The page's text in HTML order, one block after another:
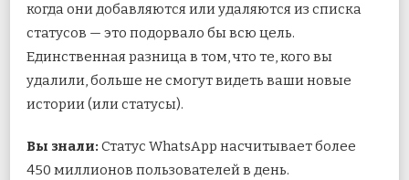
когда они добавляются или удаляются из списка
статусов — это подорвало бы всю цель.
Единственная разница в том, что те, кого вы
удалили, больше не смогут видеть ваши новые
истории (или статусы).
Вы знали: Статус WhatsApp насчитывает более
450 миллионов пользователей в день.